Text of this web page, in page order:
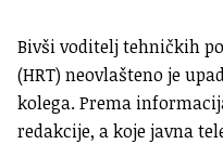
Bivši voditelj tehničkih
(HRT) neovlašteno je
kolega. Prema
redakcije, a koje javna